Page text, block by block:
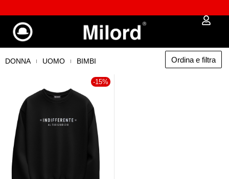
Approfitta dei Saldi | fino al - 40% OFF!
DONNA UOMO BIMBI Ordina e filtra
-15%